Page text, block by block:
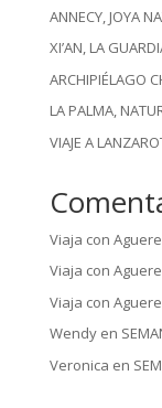
ANNECY, JOYA
XI’AN, LA
ARCHIPIÉLAGO
LA PALMA,
VIAJE A
Viaja con Aguere
Viaja con Aguere
Viaja con Aguere
Wendyen
Veronica en